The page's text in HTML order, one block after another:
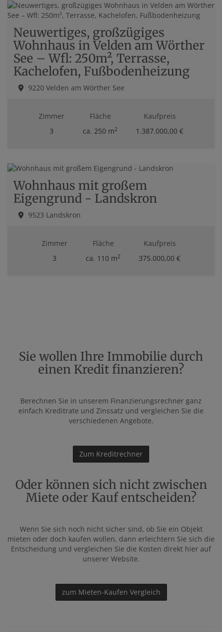
Neuwertiges, großzügiges
Wohnhaus in Velden am Wörther
See – Wfl: 250m², Terrasse,
Kachelofen, Fußbodenheizung
9220 Velden am Wörther See
Zimmer
3
Fläche
ca. 250 m2
Kaufpreis
1.387.000,00 €
Wohnhaus mit großem
Eigengrund - Landskron
9523 Landskron
Zimmer
3
Fläche
ca. 110 m2
Kaufpreis
375.000,00 €
Sie wollen Ihre Immobilie durch
einen Kredit finanzieren?
Berechnen Sie in unserem Finanzierungsrechner ganz
einfach Kreditrate und Zinssatz und vergleichen Sie die
verschiedenen Angebote.
Zum Kreditrechner
Oder können sich nicht zwischen
Miete oder Kauf entscheiden?
Wenn Sie sich noch nicht sicher sind, ob Sie ein Objekt
mieten oder doch kaufen wollen, dann erleichtern Sie sich die
Entscheidung und vergleichen Sie die Kosten direkt hier auf
unserer Website.
zum Mieten-Kaufen Vergleich